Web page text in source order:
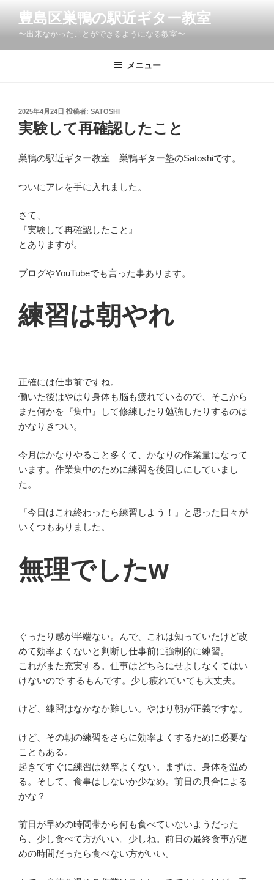
ン
豊島区巣鴨の駅近ギター教室
〜出来なかったことができるようになる教室〜
メニュー
投
稿
日:
2025年4月24日 投稿者: SATOSHI
実験して再確認したこと
巣鴨の駅近ギター教室 巣鴨ギター塾のSatoshiです。
ついにアレを手に入れました。
さて、
『実験して再確認したこと』
とありますが。
ブログやYouTubeでも言った事あります。
練習は朝やれ
正確には仕事前ですね。
働いた後はやはり身体も脳も疲れているので、そこから
また何かを『集中』して修練したり勉強したりするのは
かなりきつい。
今月はかなりやること多くて、かなりの作業量になって
います。作業集中のために練習を後回しにしていまし
た。
『今日はこれ終わったら練習しよう！』と思った日々が
いくつもありました。
無理でしたw
ぐったり感が半端ない。んで、これは知っていたけど改
めて効率よくないと判断し仕事前に強制的に練習。
これがまた充実する。仕事はどちらにせよしなくてはい
けないので するもんです。少し疲れていても大丈夫。
けど、練習はなかなか難しい。やはり朝が正義ですな。
けど、その朝の練習をさらに効率よくするために必要な
こともある。
起きてすぐに練習は効率よくない。まずは、身体を温め
る。そして、食事はしないか少なめ。前日の具合による
かな？
前日が早めの時間帯から何も食べていないようだった
ら、少し食べて方がいい。少しね。前日の最終食事が遅
めの時間だったら食べない方がいい。